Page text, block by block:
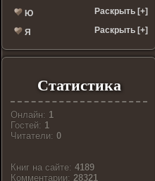
Ю Раскрыть [+]
Я Раскрыть [+]
Статистика
Онлайн: 1
Гостей: 1
Читатели:0
Книг на сайте:4189
Комментарии:28321